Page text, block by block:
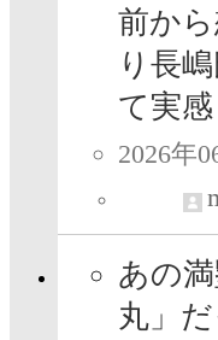
前か
り長
て実
2026年
あの
丸」